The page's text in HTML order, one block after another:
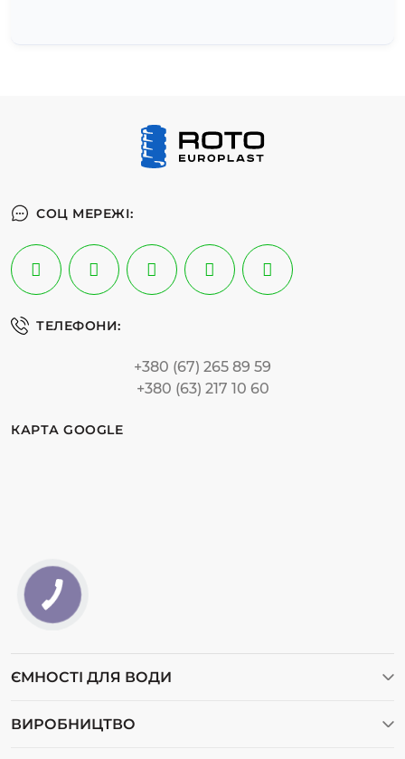
СОЦ МЕРЕЖІ:
ТЕЛЕФОНИ:
+380 (67) 265 89 59
+380 (63) 217 10 60
КАРТА GOOGLE
ЄМНОСТІ ДЛЯ ВОДИ
ВИРОБНИЦТВО